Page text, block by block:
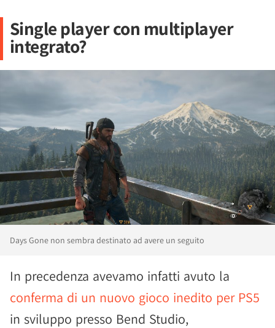
Single player con multiplayer
integrato?
Days Gone non sembra destinato ad avere un seguito
In precedenza avevamo infatti avuto la
conferma di un nuovo gioco inedito per PS5
in sviluppo presso Bend Studio,